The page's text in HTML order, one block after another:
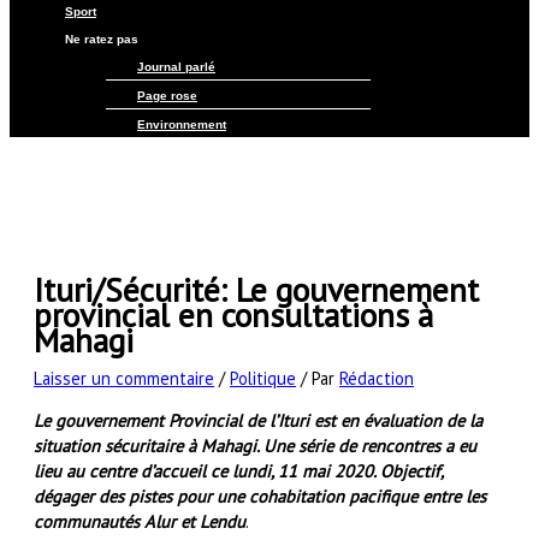
Sport
Ne ratez pas
Journal parlé
Page rose
Environnement
Ituri/Sécurité: Le gouvernement
provincial en consultations à
Mahagi
Laisser un commentaire /Politique / Par Rédaction
Le gouvernement Provincial de l’Ituri est en évaluation de la
situation sécuritaire à Mahagi. Une série de rencontres a eu
lieu au centre d’accueil ce lundi, 11 mai 2020. Objectif,
dégager des pistes pour une cohabitation pacifique entre les
communautés Alur et Lendu.